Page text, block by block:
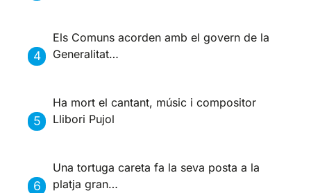
Els Comuns acorden amb el govern de la
Generalitat…
Ha mort el cantant, músic i compositor
Llibori Pujol
Una tortuga careta fa la seva posta a la
platja gran…